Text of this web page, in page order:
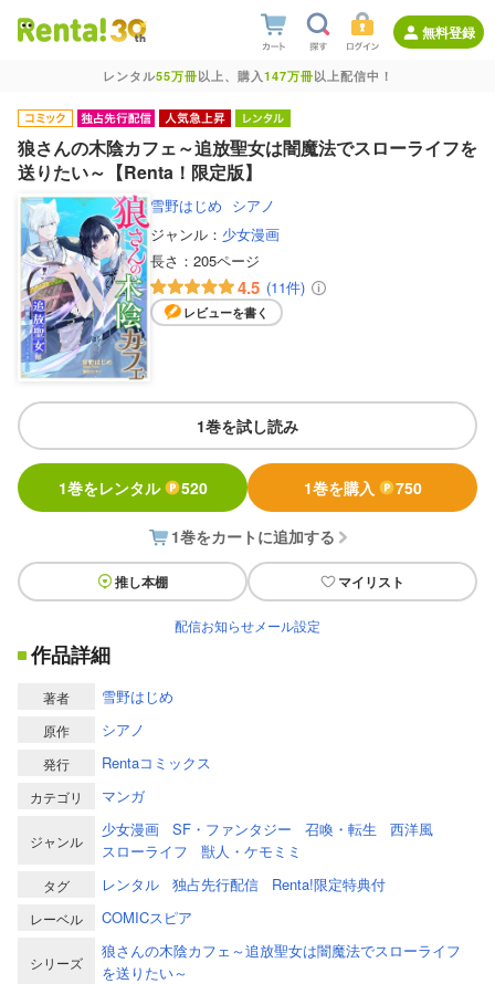
無料登録
レンタル55万冊以上、購入147万冊以上配信中！
狼さんの木陰カフェ～追放聖女は闇魔法でスローライフを
送りたい～【Renta！限定版】
雪野はじめ シアノ
ジャンル： 少女漫画
長さ： 205ページ
4.5 (11件)
レビューを書く
1巻を試し読み
1巻をレンタル 520 1巻を購入 750
1巻をカートに追加する
推し本棚 マイリスト
配信お知らせメール設定
作品詳細
著者 雪野はじめ
原作 シアノ
発行 Rentaコミックス
カテゴリ マンガ
ジャンル
少女漫画 SF・ファンタジー 召喚・転生
西洋風
スローライフ
獣人・ケモミミ
タグ レンタル 独占先行配信 Renta!限定特典付
レーベル COMICスピア
シリーズ
狼さんの木陰カフェ～追放聖女は闇魔法でスローライフ
を送りたい～